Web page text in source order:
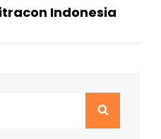
Indonesia
Search